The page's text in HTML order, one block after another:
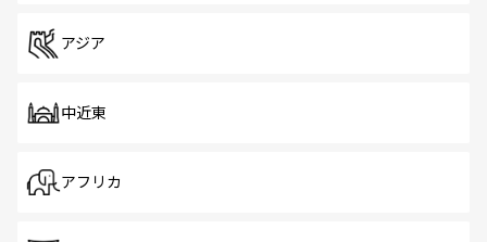
アジア
中近東
アフリカ